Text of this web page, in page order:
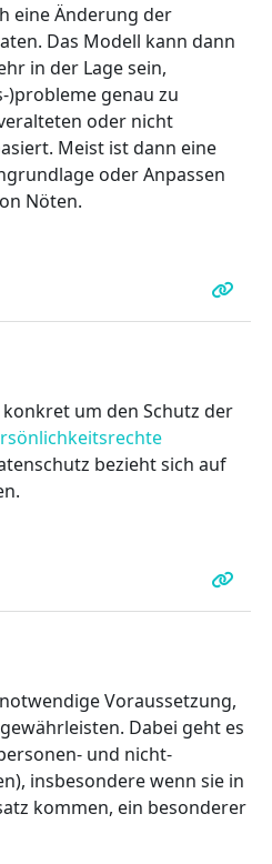
eine Änderung der
Das Modell kann dann
in der Lage sein,
)probleme genau zu
oder nicht
Meist ist dann eine
oder Anpassen
Nöten.
um den Schutz der
bezieht sich auf
Voraussetzung,
Dabei geht es
und nicht-
insbesondere wenn sie in
kommen, ein besonderer